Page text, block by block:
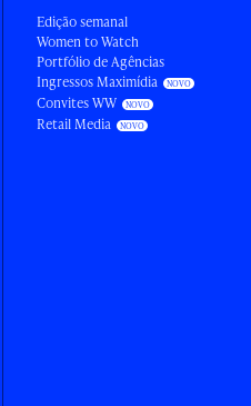
Edição semanal
Women to Watch
Portfólio de Agências
Ingressos Maximídia
Convites WW
Retail Media